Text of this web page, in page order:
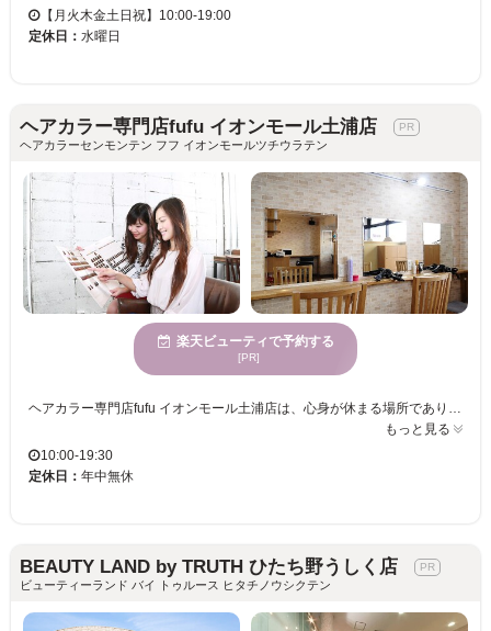
【月火木金土日祝】10:00-19:00
定休日： 水曜日
ヘアカラー専門店fufu イオンモール土浦店
ヘアカラーセンモンテン フフ イオンモールツチウラテン
楽天ビューティで予約する
[PR]
もっと見る
10:00-19:30
定休日： 年中無休
BEAUTY LAND by TRUTH ひたち野うしく店
ビューティーランド バイ トゥルース ヒタチノウシクテン